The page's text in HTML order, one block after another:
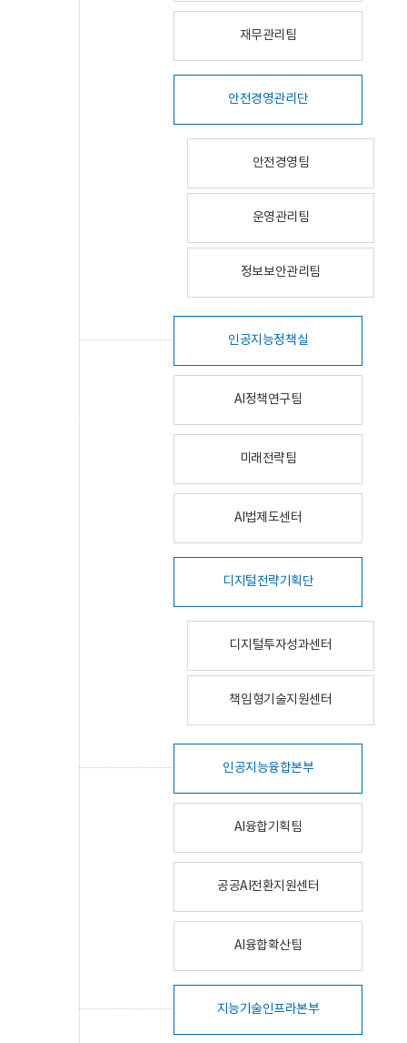
재무관리팀
안전경영관리단
안전경영팀
운영관리팀
정보보안관리팀
인공지능정책실
AI정책연구팀
미래전략팀
AI법제도센터
디지털전략기획단
디지털투자성과센터
책임형기술지원센터
인공지능융합본부
AI융합기획팀
공공AI전환지원센터
AI융합확산팀
지능기술인프라본부